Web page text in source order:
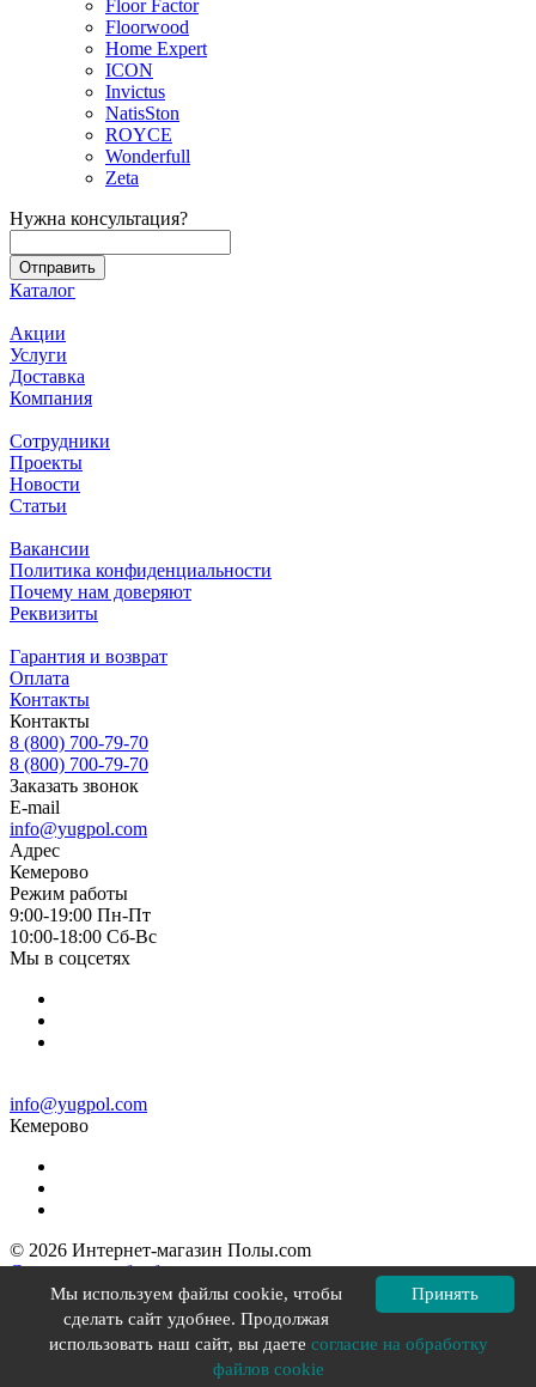
Floor Factor
Floorwood
Home Expert
ICON
Invictus
NatisSton
ROYCE
Wonderfull
Zeta
Нужна консультация?
Каталог
Акции
Услуги
Доставка
Компания
Сотрудники
Проекты
Новости
Статьи
Вакансии
Политика конфиденциальности
Почему нам доверяют
Реквизиты
Гарантия и возврат
Оплата
Контакты
Контакты
8 (800) 700-79-70
8 (800) 700-79-70
Заказать звонок
E-mail
info@yugpol.com
Адрес
Кемерово
Режим работы
9:00-19:00 Пн-Пт
10:00-18:00 Cб-Вс
Мы в соцсетях
info@yugpol.com
Кемерово
© 2026 Интернет-магазин Полы.com
Согласие на обработку персональных данных
Политика конфиденциальности
Политика в отношении файлов cookie
Разработка сайта YOU-X
Принять
Мы используем файлы cookie, чтобы
сделать сайт удобнее. Продолжая
использовать наш сайт, вы даете согласие на обработку
файлов cookie